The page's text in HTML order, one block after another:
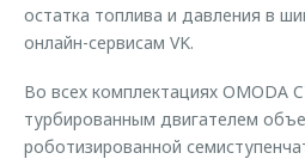
остатка топлива и давления в
онлайн-сервисам VK.
Во всех комплектациях OMODA
турбированным двигателем
роботизированной